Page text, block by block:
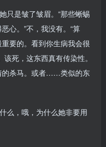
只是皱了皱眉。“那些蜥蜴
心。”不，我没有。“算
要的。看到你生病我会很
死，这东西真有传染性。
的杀马。或者……类似的东
么，哦，为什么她非要用